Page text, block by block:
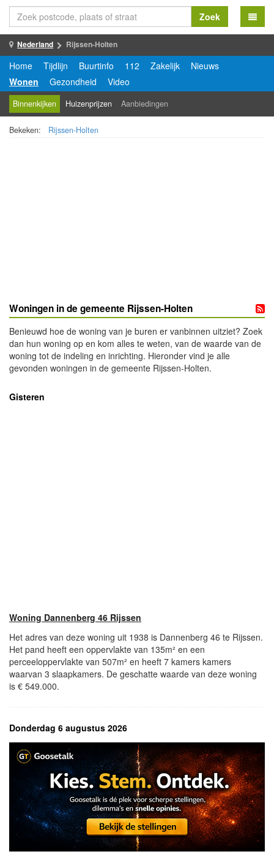
Zoek
Nederland Rijssen-Holten
Home Tijdlijn Buurtinfo 112 Zakelijk
Nieuws
Wonen
Gezondheid Video
Binnenkijken Huizenprijzen Aanbiedingen
Bekeken: Rijssen-Holten
Woningen in de gemeente Rijssen-Holten
Benieuwd hoe de woning van je buren er vanbinnen uitziet? Zoek
dan hun woning op en kom alles te weten, van de waarde van de
woning tot de indeling en inrichting. Hieronder vind je alle
gevonden woningen in de gemeente Rijssen-Holten.
Gisteren
Woning Dannenberg 46 Rijssen
Het adres van deze woning uit 1938 is Dannenberg 46 te Rijssen.
Het pand heeft een oppervlakte van 135m² en een
perceeloppervlakte van 507m² en heeft 7 kamers kamers
waarvan 3 slaapkamers. De geschatte waarde van deze woning
is € 549.000.
Donderdag 6 augustus 2026